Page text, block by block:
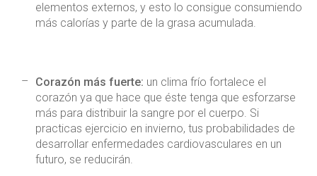
elementos externos, y esto lo consigue consumiendo
más calorías y parte de la grasa acumulada.
Corazón más fuerte: un clima frío fortalece el
corazón ya que hace que éste tenga que esforzarse
más para distribuir la sangre por el cuerpo. Si
practicas ejercicio en invierno, tus probabilidades de
desarrollar enfermedades cardiovasculares en un
futuro, se reducirán.